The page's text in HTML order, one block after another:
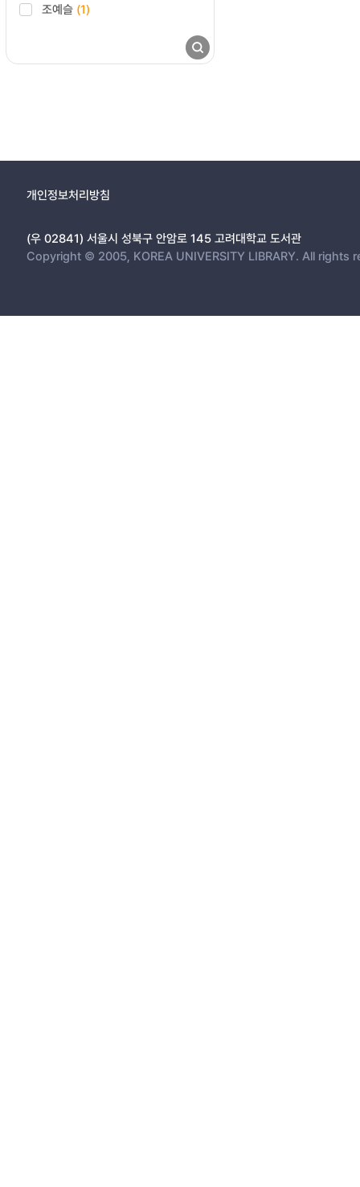
조예슬 (1)
개인정보처리방침
(우 02841) 서울시 성북구 안암로 145 고려대학교 도서관
Copyright © 2005, KOREA UNIVERSITY LIBRARY. All rights